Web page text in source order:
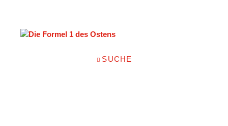
NAVIGATION
SUCHE